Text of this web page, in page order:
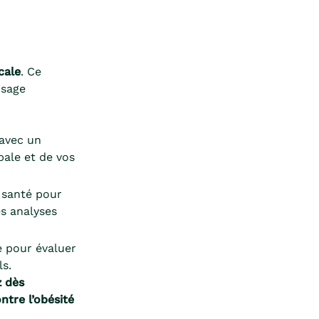
. Ce
un
et de vos
pour
analyses
pour évaluer
dès
l’obésité